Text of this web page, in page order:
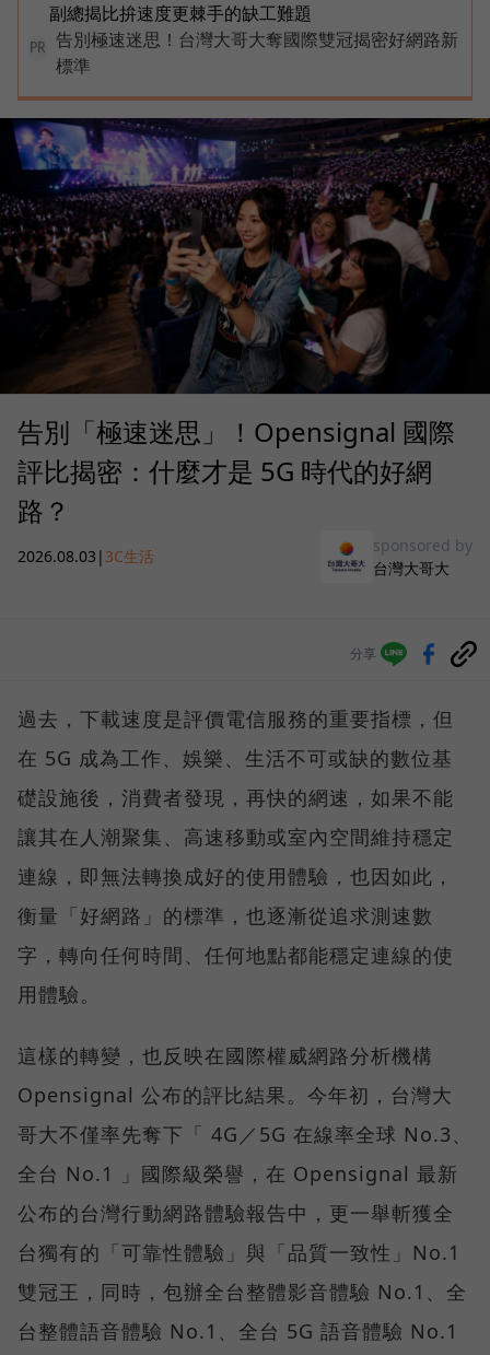
副總揭比拚速度更棘手的缺工難題
PR
告別極速迷思！台灣大哥大奪國際雙冠揭密好網路新
標準
告別「極速迷思」！Opensignal 國際
評比揭密：什麼才是 5G 時代的好網
路？
2026.08.03 | 3C生活
sponsored by
台灣大哥大
分享
過去，下載速度是評價電信服務的重要指標，但
在 5G 成為工作、娛樂、生活不可或缺的數位基
礎設施後，消費者發現，再快的網速，如果不能
讓其在人潮聚集、高速移動或室內空間維持穩定
連線，即無法轉換成好的使用體驗，也因如此，
衡量「好網路」的標準，也逐漸從追求測速數
字，轉向任何時間、任何地點都能穩定連線的使
用體驗。
這樣的轉變，也反映在國際權威網路分析機構
Opensignal 公布的評比結果。今年初，台灣大
哥大不僅率先奪下「 4G／5G 在線率全球 No.3、
全台 No.1 」國際級榮譽，在 Opensignal 最新
公布的台灣行動網路體驗報告中，更一舉斬獲全
台獨有的「可靠性體驗」與「品質一致性」No.1
雙冠王，同時，包辦全台整體影音體驗 No.1、全
台整體語音體驗 No.1、全台 5G 語音體驗 No.1